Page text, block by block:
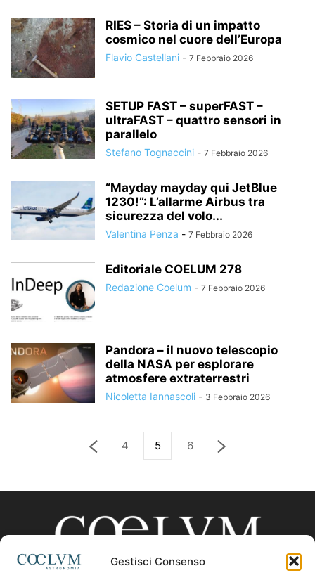
Gestisci Consenso
RIES – Storia di un impatto
cosmico nel cuore dell’Europa
Flavio Castellani - 7 Febbraio 2026
SETUP FAST – superFAST –
ultraFAST – quattro sensori in
parallelo
Stefano Tognaccini - 7 Febbraio 2026
“Mayday mayday qui JetBlue
1230!”: L’allarme Airbus tra
sicurezza del volo...
Valentina Penza - 7 Febbraio 2026
Editoriale COELUM 278
Redazione Coelum - 7 Febbraio 2026
Pandora – il nuovo telescopio
della NASA per esplorare
atmosfere extraterrestri
Nicoletta Iannascoli - 3 Febbraio 2026
4 5 6